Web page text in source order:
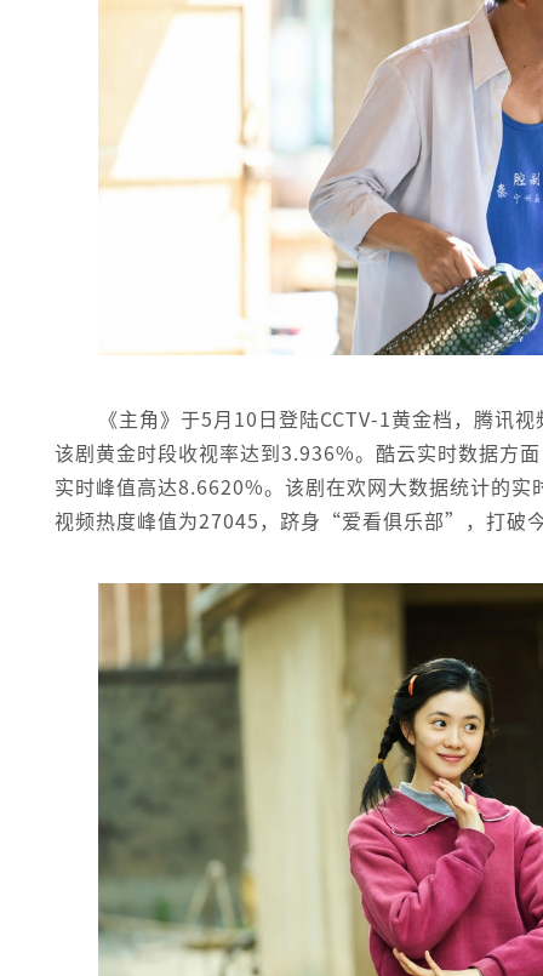
《主角》于5月10日登陆CCTV-1黄金档，腾讯
该剧黄金时段收视率达到3.936%。酷云实时数据方
实时峰值高达8.6620%。该剧在欢网大数据统计的
视频热度峰值为27045，跻身“爱看俱乐部”，打破